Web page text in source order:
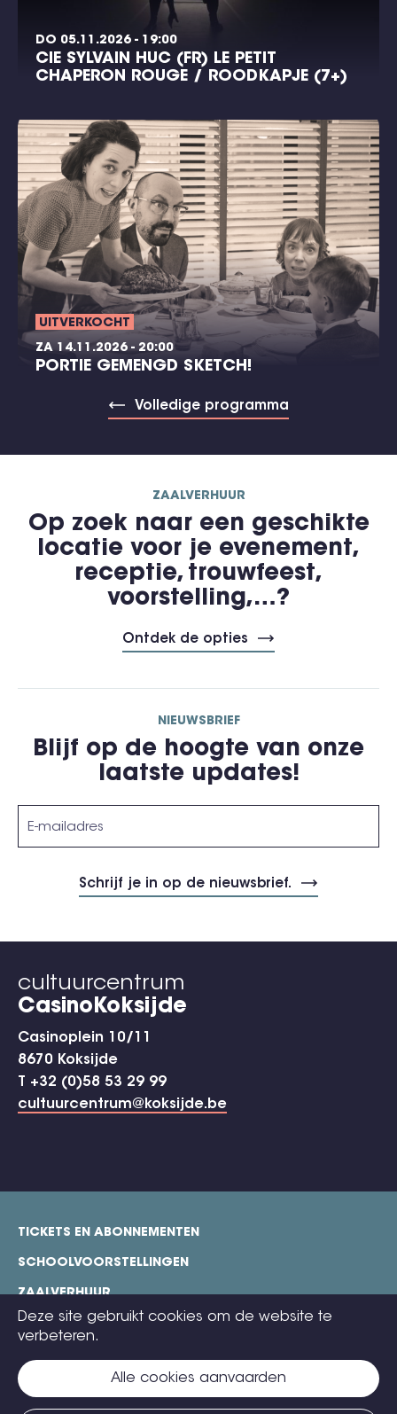
DO 05.11.2026 - 19:00
CIE SYLVAIN HUC (FR) LE PETIT
CHAPERON ROUGE / ROODKAPJE (7+)
UITVERKOCHT
ZA 14.11.2026 - 20:00
PORTIE GEMENGD SKETCH!
Volledige programma
ZAALVERHUUR
Op zoek naar een geschikte
locatie voor je evenement,
receptie, trouwfeest,
voorstelling,…?
Ontdek de opties
NIEUWSBRIEF
Blijf op de hoogte van onze
laatste updates!
cultuurcentrum
CasinoKoksijde
Casinoplein 10/11
8670 Koksijde
T +32 (0)58 53 29 99
cultuurcentrum@koksijde.be
Deze site gebruikt cookies om de website te
verbeteren.
Alle cookies aanvaarden
footer
TICKETS EN ABONNEMENTEN
SCHOOLVOORSTELLINGEN
ZAALVERHUUR
TECHNISCHE FICHES
CONTACT